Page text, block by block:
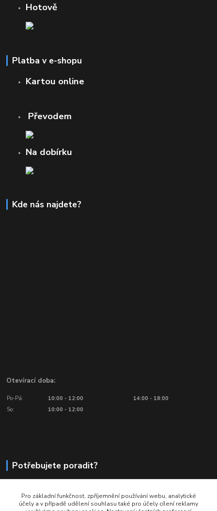
Hotově
Platba v e-shopu
Kartou online
Převodem
Na dobírku
Kde nás najdete?
Otevírací doba:
Po-Pá: 10:00 - 12:00
14:00 - 18:00
So:
10:00 - 12:00
Potřebujete poradit?
Volejte: Po - Pá (10:00 - 18:00)
Pro základní funkčnost, zpříjemnění používání webu, analytické
účely a v případě udělení souhlasu také pro účely cílení reklamy